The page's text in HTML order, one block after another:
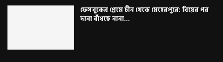
ফেসবুকের প্রেমে চীন থেকে মেহেরপুরে: বিয়ের পর
দানা বাঁধছে নানা...